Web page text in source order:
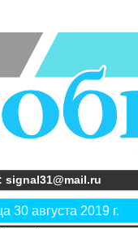
30 августа 2019 г.
signal31@mail.ru